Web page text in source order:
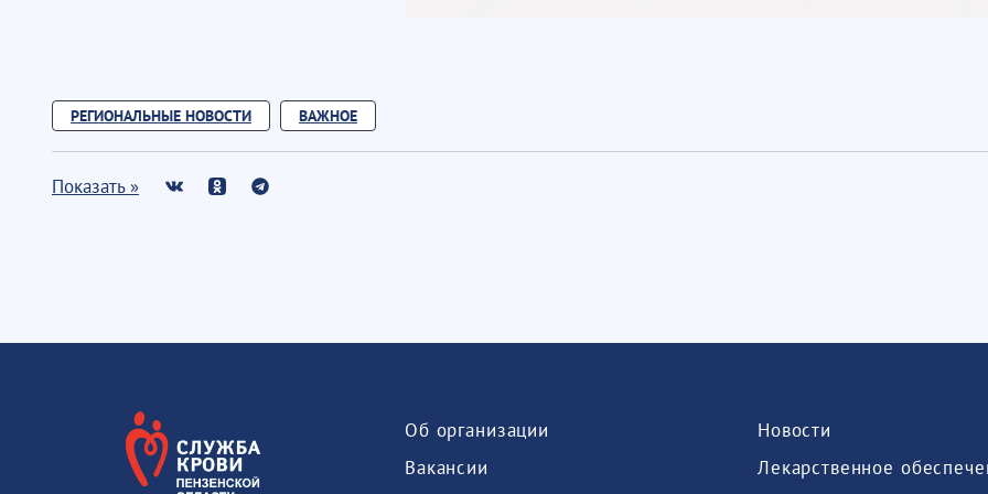
РЕГИОНАЛЬНЫЕ НОВОСТИ ВАЖНОЕ
Показать »
Об организации
Вакансии
Новости
Лекарственное